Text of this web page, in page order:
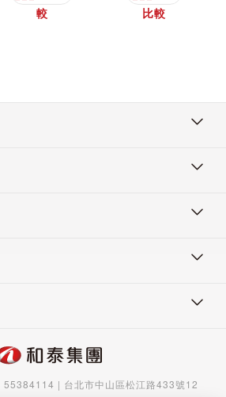
較
比較
55384114 | 台北市中山區松江路433號12